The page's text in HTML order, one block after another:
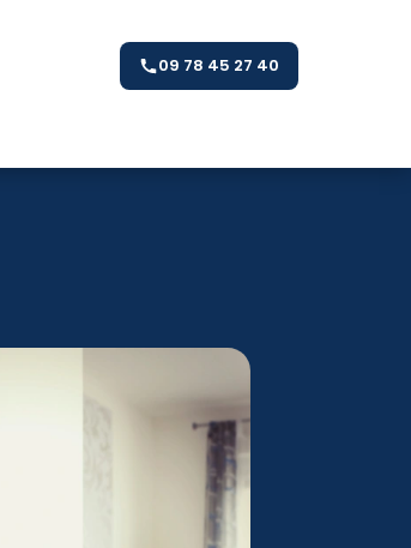
09 78 45 27 40